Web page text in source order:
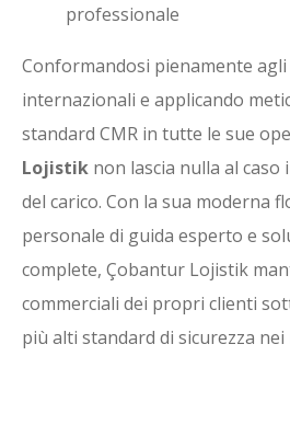
professionale
Conformandosi pienamente
internazionali e applicando
standard CMR in tutte le sue
Lojistik non lascia nulla al
del carico. Con la sua moderna
personale di guida esperto e
complete, Çobantur Lojistik
commerciali dei propri clienti
più alti standard di sicurezza